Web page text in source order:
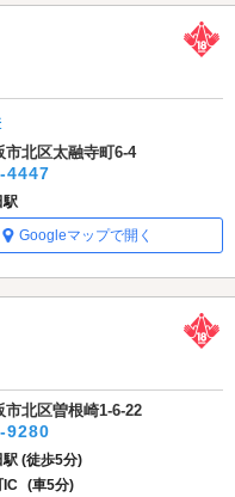
市北区太融寺町6-4
4447
駅
Googleマップで開く
市北区曽根崎1-6-22
9280
駅 (徒歩5分)
IC (車5分)